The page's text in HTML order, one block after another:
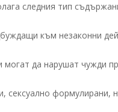
следния тип
към незаконни
да нарушат чужди
сексуално формулирани,